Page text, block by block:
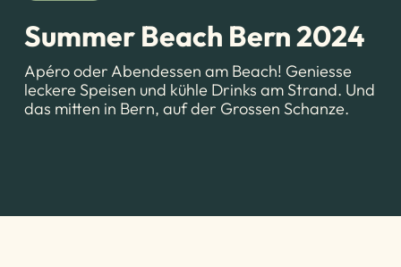
Summer Beach Bern 2024
Apéro oder Abendessen am Beach! Geniesse
leckere Speisen und kühle Drinks am Strand. Und
das mitten in Bern, auf der Grossen Schanze.